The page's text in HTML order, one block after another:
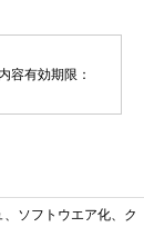
容有効期限：
ソフトウエア化、ク